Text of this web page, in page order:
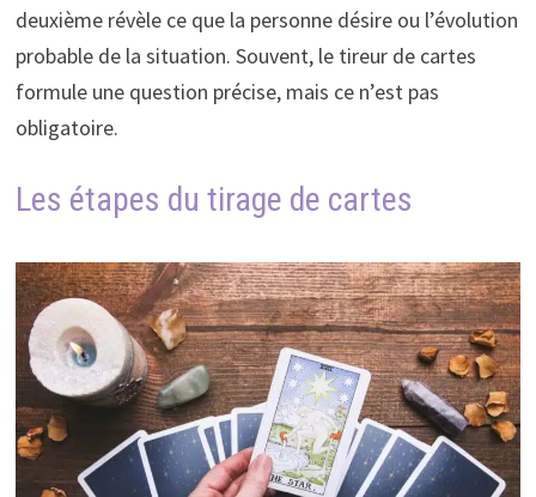
deuxième révèle ce que la personne désire ou l’évolution
probable de la situation. Souvent, le tireur de cartes
formule une question précise, mais ce n’est pas
obligatoire.
Les étapes du tirage de cartes